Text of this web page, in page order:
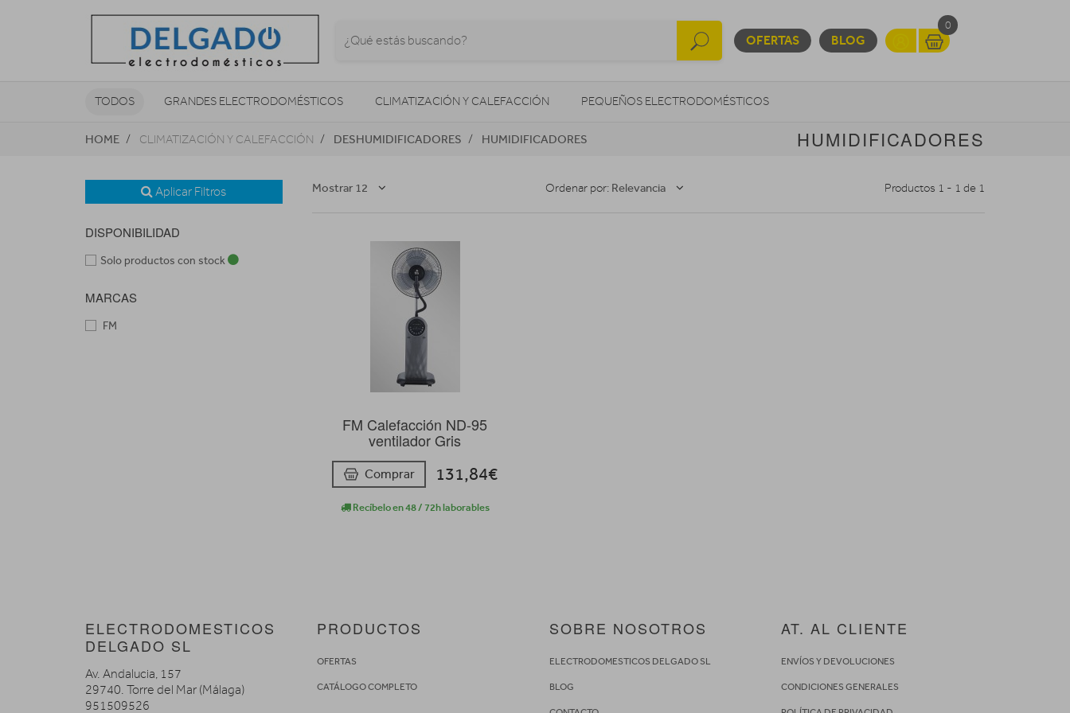
OFERTAS BLOG
0
TODOS GRANDES ELECTRODOMÉSTICOS CLIMATIZACIÓN Y CALEFACCIÓN PEQUEÑOS ELECTRODOMÉSTICOS
TELEVISORES Y REPRODUCTORES SONIDO / AUDIO CÁMARAS FOTO/VÍDEO INFORMÁTICA MOVILIDAD URBANA
NAVEGADORES GPS CONSOLAS HIGIENE Y SALUD ENERGÍA
HOME CLIMATIZACIÓN Y CALEFACCIÓN DESHUMIDIFICADORES HUMIDIFICADORES HUMIDIFICADORES
Aplicar Filtros
DISPONIBILIDAD
Solo productos con stock
MARCAS
FM
Mostrar 12 Ordenar por: Relevancia Productos 1 - 1 de 1
FM Calefacción ND-95
ventilador Gris
Comprar 131,84€
Recíbelo en 48 / 72h laborables
ELECTRODOMESTICOS
DELGADO SL
Av. Andalucia, 157
29740. Torre del Mar (Málaga)
951509526
PRODUCTOS
OFERTAS
CATÁLOGO COMPLETO
SOBRE NOSOTROS
ELECTRODOMESTICOS DELGADO SL
BLOG
AT. AL CLIENTE
ENVÍOS Y DEVOLUCIONES
CONDICIONES GENERALES